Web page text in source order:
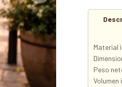
Material
Peso